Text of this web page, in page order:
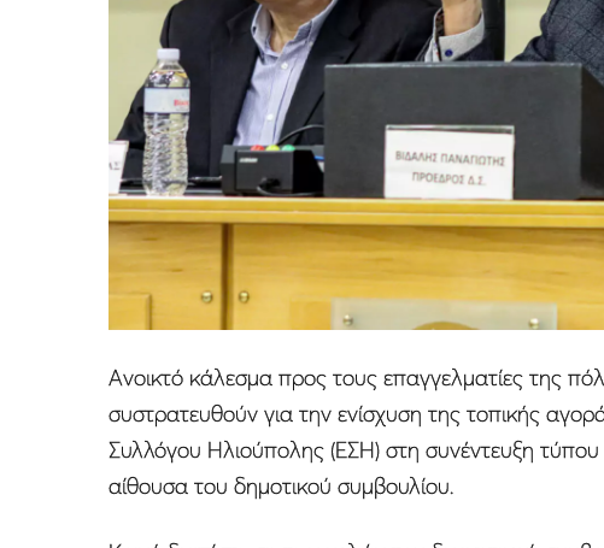
Aνοικτό κάλεσμα προς τους επαγγελματίες της
συστρατευθούν για την ενίσχυση της τοπικής
Συλλόγου Ηλιούπολης (ΕΣΗ) στη συνέντευξη
αίθουσα του δημοτικού συμβουλίου.